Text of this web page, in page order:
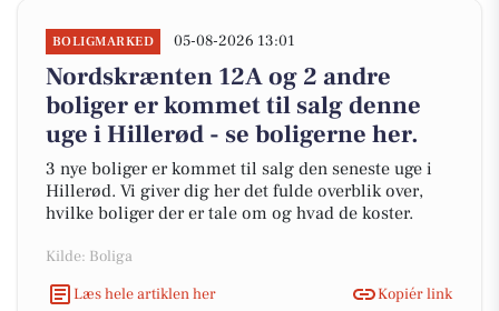
BOLIGMARKED 05-08-2026 13:01
Nordskrænten 12A og 2 andre
boliger er kommet til salg denne
uge i Hillerød - se boligerne her.
3 nye boliger er kommet til salg den seneste uge i
Hillerød. Vi giver dig her det fulde overblik over,
hvilke boliger der er tale om og hvad de koster.
Kilde: Boliga
Læs hele artiklen her
Kopiér link